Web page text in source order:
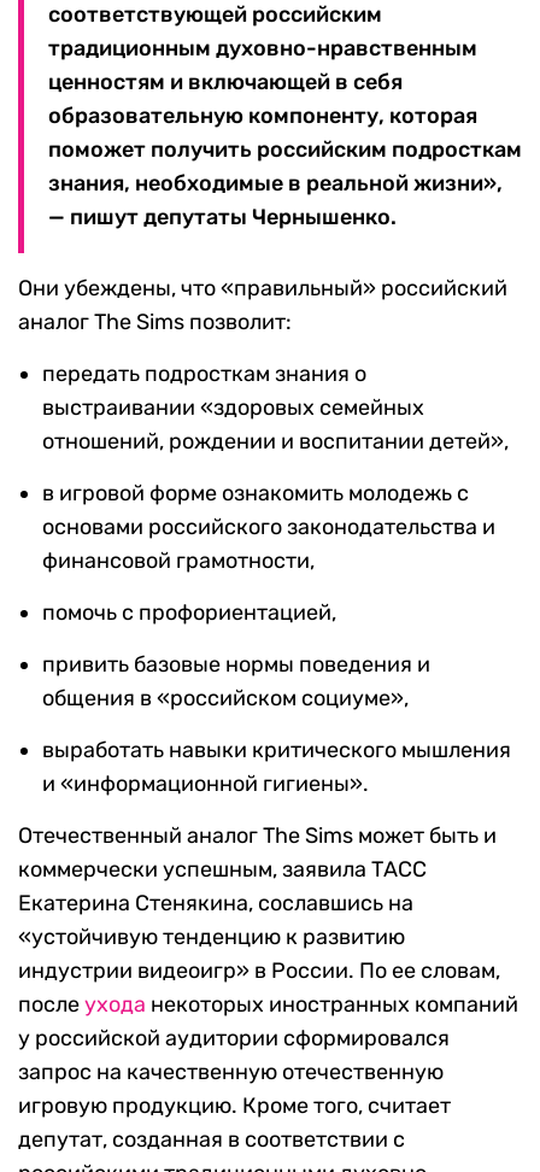
соответствующей российским
традиционным духовно-нравственным
ценностям и включающей в себя
образовательную компоненту, которая
поможет получить российским подросткам
знания, необходимые в реальной жизни»,
— пишут депутаты Чернышенко.
Они убеждены, что «правильный» российский
аналог The Sims позволит:
передать подросткам знания о
выстраивании «здоровых семейных
отношений, рождении и воспитании детей»,
в игровой форме ознакомить молодежь с
основами российского законодательства и
финансовой грамотности,
помочь с профориентацией,
привить базовые нормы поведения и
общения в «российском социуме»,
выработать навыки критического мышления
и «информационной гигиены».
Отечественный аналог The Sims может быть и
коммерчески успешным, заявила ТАСС
Екатерина Стенякина, сославшись на
«устойчивую тенденцию к развитию
индустрии видеоигр» в России. По ее словам,
послеухода некоторых иностранных компаний
у российской аудитории сформировался
запрос на качественную отечественную
игровую продукцию. Кроме того, считает
депутат, созданная в соответствии с